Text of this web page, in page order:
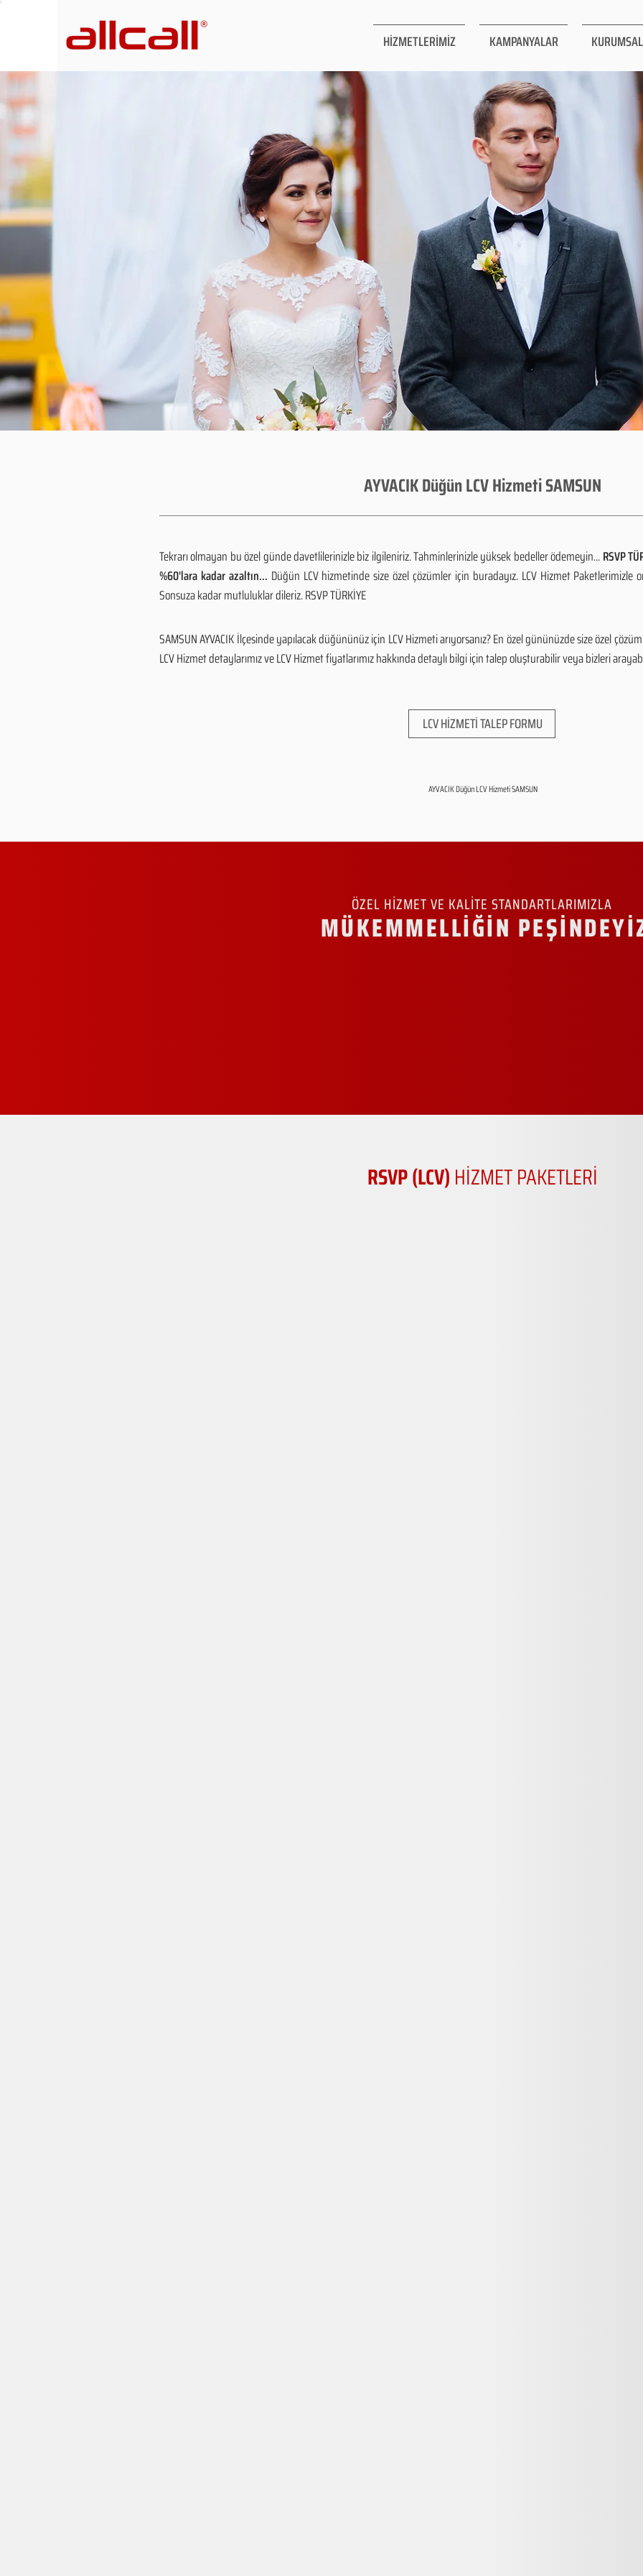
HİZMETLERİMİZ KAMPANYALAR KURUMSAL
AYVACIK Düğün LCV Hizmeti SAMSUN
Tekrarı olmayan bu özel günde davetlilerinizle biz ilgileniriz. Tahminlerinizle yüksek bedeller ödemeyin...RSVP
%60'lara kadar azaltın... Düğün LCV hizmetinde size özel çözümler için buradayız. LCV Hizmet
Sonsuza kadar mutluluklar dileriz. RSVP TÜRKİYE
SAMSUN AYVACIK İlçesinde yapılacak düğününüz için LCV Hizmeti arıyorsanız? En özel gününüzde size özel
LCV Hizmet detaylarımız ve LCV Hizmet fiyatlarımız hakkında detaylı bilgi için talep oluşturabilir veya bizleri
LCV HİZMETİ TALEP FORMU
AYVACIK Düğün LCV Hizmeti SAMSUN
ÖZEL HİZMET VE KALİTE STANDARTLARIMIZLA
MÜKEMMELLİĞİN
RSVP (LCV)HİZMET PAKETLERİ